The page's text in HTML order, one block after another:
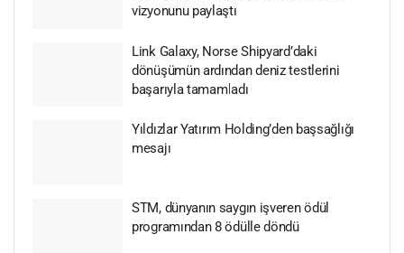
vizyonunu paylaştı
Link Galaxy, Norse Shipyard’daki
dönüşümün ardından deniz testlerini
başarıyla tamamladı
Yıldızlar Yatırım Holding’den başsağlığı
mesajı
STM, dünyanın saygın işveren ödül
programından 8 ödülle döndü